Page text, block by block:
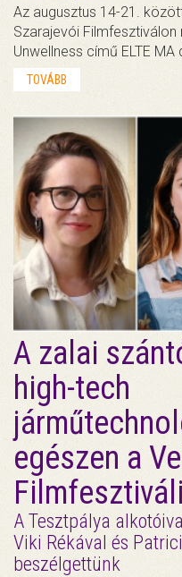
Az augusztus 14-21.
Szarajevói
Unwellness című ELTE MA
TOVÁBB
A zalai
high-tech
egészen a
A Tesztpálya
Viki Rékával és
beszélgettünk